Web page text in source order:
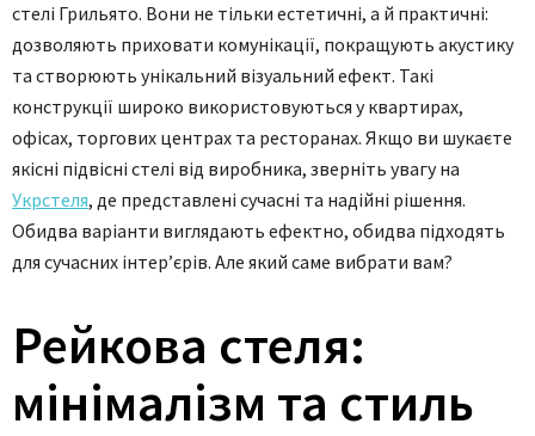
стелі Грильято. Вони не тільки естетичні, а й практичні:
дозволяють приховати комунікації, покращують акустику
та створюють унікальний візуальний ефект. Такі
конструкції широко використовуються у квартирах,
офісах, торгових центрах та ресторанах. Якщо ви шукаєте
якісні підвісні стелі від виробника, зверніть увагу на
Укрстеля, де представлені сучасні та надійні рішення.
Обидва варіанти виглядають ефектно, обидва підходять
для сучасних інтер’єрів. Але який саме вибрати вам?
Рейкова стеля:
мінімалізм та стиль